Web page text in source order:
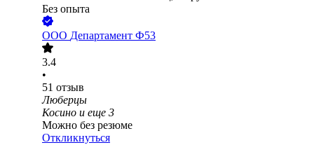
Без опыта
ООО Департамент Ф53
3.4
•
51 отзыв
Люберцы
Косино и еще 3
Можно без резюме
Откликнуться